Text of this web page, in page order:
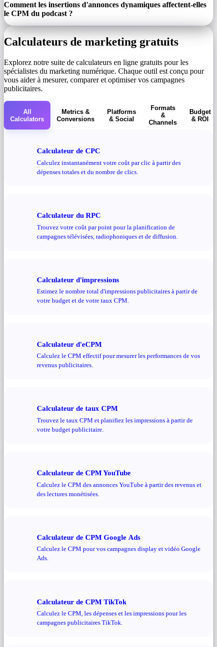
Comment les insertions d'annonces dynamiques affectent-elles
le CPM du podcast ?
Calculateurs de marketing gratuits
Explorez notre suite de calculateurs en ligne gratuits pour les
spécialistes du marketing numérique. Chaque outil est conçu pour
vous aider à mesurer, comparer et optimiser vos campagnes
publicitaires.
All
Calculators
Metrics &
Conversions
Platforms
& Social
Formats
&
Channels
Budget
& ROI
Calculateur de CPC
Calculez instantanément votre coût par clic à partir des
dépenses totales et du nombre de clics.
Calculateur du RPC
Trouvez votre coût par point pour la planification de
campagnes télévisées, radiophoniques et de diffusion.
Calculateur d'impressions
Estimez le nombre total d'impressions publicitaires à partir de
votre budget et de votre taux CPM.
Calculateur d'eCPM
Calculez le CPM effectif pour mesurer les performances de vos
revenus publicitaires.
Calculateur de taux CPM
Trouvez le taux CPM et planifiez les impressions à partir de
votre budget publicitaire.
Calculateur de CPM YouTube
Calculez le CPM des annonces YouTube à partir des revenus et
des lectures monétisées.
Calculateur de CPM Google Ads
Calculez le CPM pour vos campagnes display et vidéo Google
Ads.
Calculateur de CPM TikTok
Calculez le CPM, les dépenses et les impressions pour les
campagnes publicitaires TikTok.